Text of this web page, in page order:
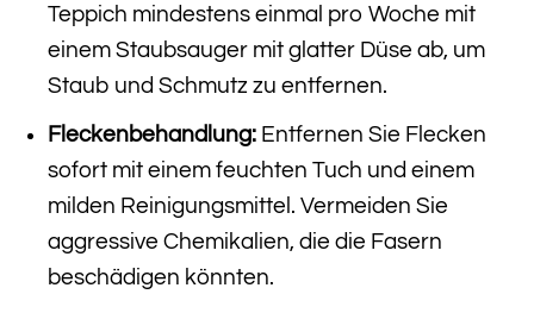
Teppich mindestens einmal pro Woche mit
einem Staubsauger mit glatter Düse ab, um
Staub und Schmutz zu entfernen.
Fleckenbehandlung:Entfernen Sie Flecken
sofort mit einem feuchten Tuch und einem
milden Reinigungsmittel. Vermeiden Sie
aggressive Chemikalien, die die Fasern
beschädigen könnten.